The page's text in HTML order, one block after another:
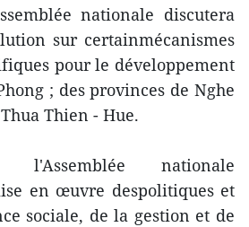
nationale discutera
sur certainmécanismes
pour le développement
; des provinces de Nghe
Thien - Hue.
l'Assemblée nationale
en œuvre despolitiques et
sociale, de la gestion et de